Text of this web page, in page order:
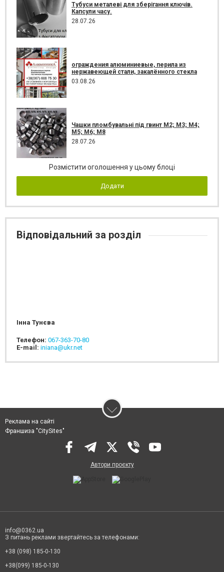
Тубуси металеві для зберігання ключів.
Капсули часу.
28.07.26
ограждения алюминиевые, перила из
нержавеющей стали, закалённого стекла
03.08.26
Чашки пломбувальні під гвинт М2; М3; М4;
М5; М6; М8
28.07.26
Розмістити оголошення у цьому блоці
Додати
Відповідальний за розділ
Інна Тунєва
Телефон: 067-363-70-80
E-mail: iniana@ukr.net
Реклама на сайті
Франшиза "CitySites"
Автори проєкту
info@0362.ua
З питань реклами звертайтесь за телефонами:
+38 (098) 185-0-130
+38(099) 185-0-130